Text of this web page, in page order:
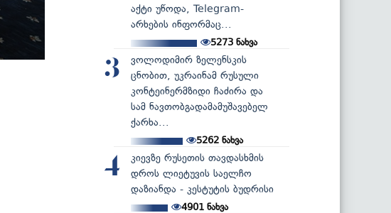
აქტი უწოდა, Telegram-
არხების ინფორმაც...
5273 ნახვა
3
ვოლოდიმირ ზელენსკის
ცნობით, უკრაინამ რუსული
კონტეინერმზიდი ჩაძირა და
სამ ნავთობგადამამუშავებელ
ქარხა...
5262ნახვა
4
კიევზე რუსეთის თავდასხმის
დროს ლიეტუვის საელჩო
დაზიანდა - კესტუტის ბუდრისი
4901ნახვა